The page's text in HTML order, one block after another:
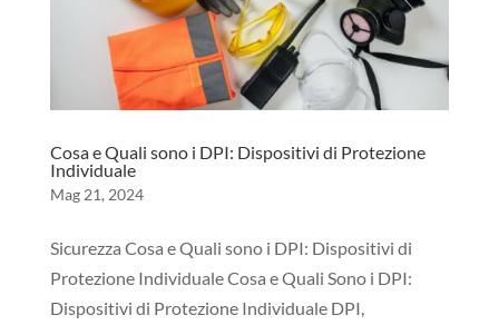
Cosa e Quali sono i DPI: Dispositivi di Protezione
Individuale
Mag 21, 2024
Sicurezza Cosa e Quali sono i DPI: Dispositivi di
Protezione Individuale Cosa e Quali Sono i DPI:
Dispositivi di Protezione Individuale DPI,